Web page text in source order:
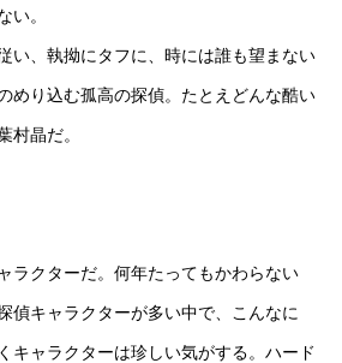
い。
い、執拗にタフに、時には誰も望まない
めり込む孤高の探偵。たとえどんな酷い
村晶だ。
ラクターだ。何年たってもかわらない
偵キャラクターが多い中で、こんなに
キャラクターは珍しい気がする。ハード